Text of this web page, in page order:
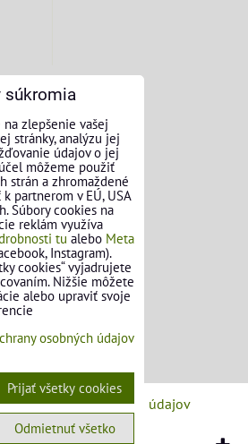
ochrany osobných údajov
súkromia
zlepšenie vašej
stránky, analýzu jej
údajov o jej
môžeme použiť
strán a zhromaždené
partnerom v EÚ, USA
Súbory cookies na
reklám využíva
tu alebo Meta
Instagram).
cookies“ vyjadrujete
Nižšie môžete
alebo upraviť svoje
osobných údajov
Prijať všetky cookies
Odmietnuť všetko